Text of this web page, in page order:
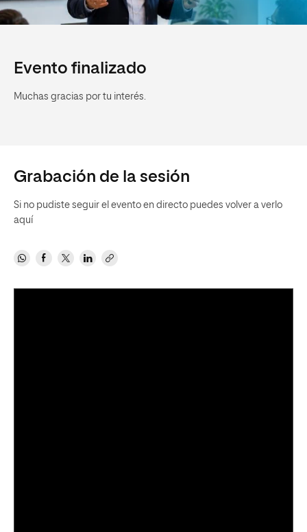
Evento finalizado
Muchas gracias por tu interés.
Grabación de la sesión
Si no pudiste seguir el evento en directo puedes volver a verlo
aquí